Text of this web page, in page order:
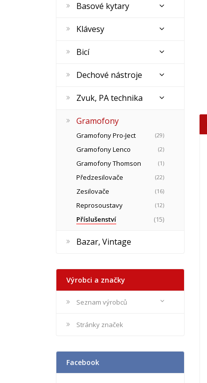
Basové kytary
Klávesy
Bicí
Dechové nástroje
Zvuk, PA technika
Gramofony
Gramofony Pro-Ject (29)
Gramofony Lenco (2)
Gramofony Thomson (1)
Předzesilovače (22)
Zesilovače (16)
Reprosoustavy (12)
Příslušenství (15)
Bazar, Vintage
Výrobci a značky
Seznam výrobců
Stránky značek
Facebook